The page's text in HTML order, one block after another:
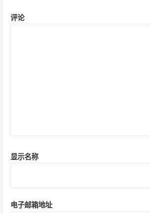
评论
显示名称
电子邮箱地址